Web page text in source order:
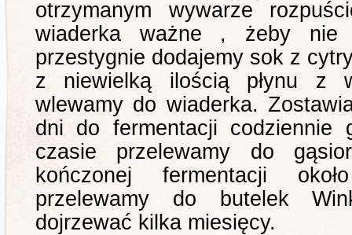
otrzymanym wywarze
wiaderka ważne , żeby nie
przestygnie dodajemy sok z
z niewielką ilością płynu z
wlewamy do wiaderka.
dni do fermentacji codziennie
czasie przelewamy do
kończonej fermentacji
przelewamy do butelek
dojrzewać kilka miesięcy.